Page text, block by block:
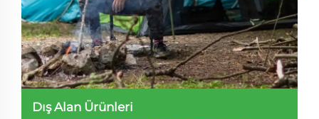
Dış Alan Ürünleri